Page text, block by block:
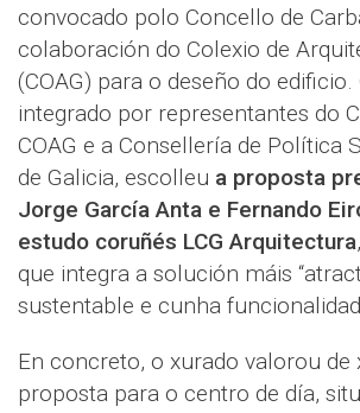
convocado polo Concello de
colaboración do Colexio de
(COAG) para o deseño do edificio.
integrado por representantes do
COAG e a Consellería de Política
de Galicia, escolleu a proposta
Jorge García Anta e Fernando
estudo coruñés LCG Arquitectura
que integra a solución máis
sustentable e cunha
En concreto, o xurado valorou de
proposta para o centro de día,